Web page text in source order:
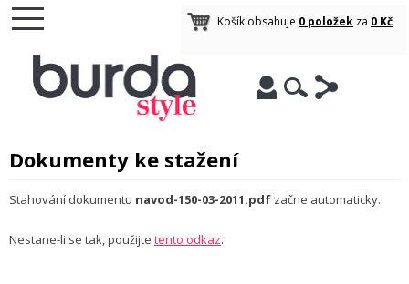
Košík obsahuje 0 položek za 0 Kč
Dokumenty ke stažení
Stahování dokumentu navod-150-03-2011.pdf začne automaticky.
Nestane-li se tak, použijte tento odkaz.